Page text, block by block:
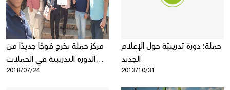
مركز حملة يخرج فوجًا جديدًا من
الدورة التدريبية في الحملات
والتسويق الرقمي لمؤسسات
2018/07/24
حملة: دورة تدريبيّة حول الإعلام
الجديد
2013/10/31